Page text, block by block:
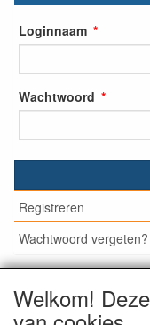
Loginnaam
Wachtwoord
Registreren
Wachtwoord vergeten?
© Medisan Trading |
Welkom!